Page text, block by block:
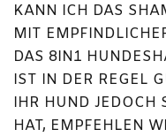
KANN ICH DAS
MIT
DAS 8IN1
IST IN DER REGEL
IHR HUND JEDOCH
HAT, EMPFEHLEN